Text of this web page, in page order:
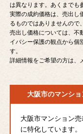
は異なります。あくまでも
実際の成約価格は、売出し
るものではありませんので
売出し価格については、不
イバシー保護の観点から個
す。
詳細情報をご希望の方は、
大阪市のマンシ
大阪市マンション
に特化しています。